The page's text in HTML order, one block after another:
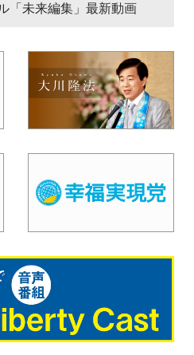
「未来編集」最新動画